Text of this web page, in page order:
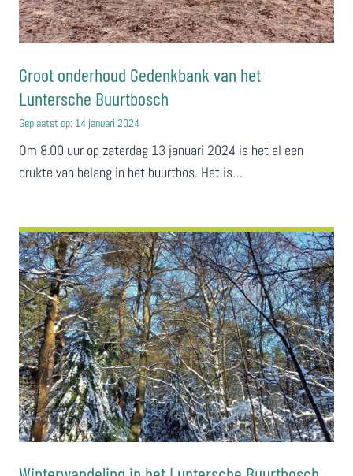
Groot onderhoud Gedenkbank van het
Luntersche Buurtbosch
Geplaatst op: 14 januari 2024
Om 8.00 uur op zaterdag 13 januari 2024 is het al een
drukte van belang in het buurtbos. Het is…